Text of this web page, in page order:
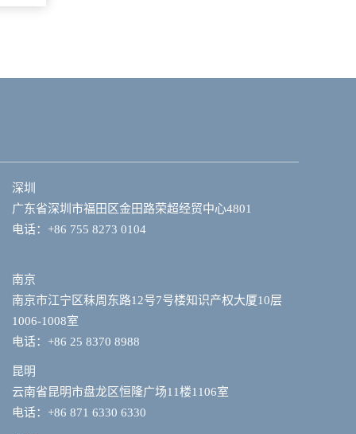
深圳
广东省深圳市福田区金田路荣超经贸中心4801
电话：+86 755 8273 0104
南京
南京市江宁区秣周东路12号7号楼知识产权大厦10层
1006-1008室
电话：+86 25 8370 8988
昆明
云南省昆明市盘龙区恒隆广场11楼1106室
电话：+86 871 6330 6330